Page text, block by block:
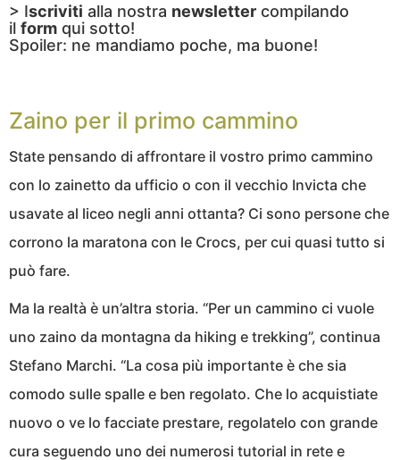
> Iscriviti alla nostra newsletter compilando
il form qui sotto!
Spoiler: ne mandiamo poche, ma buone!
Zaino per il primo cammino
State pensando di affrontare il vostro primo cammino
con lo zainetto da ufficio o con il vecchio Invicta che
usavate al liceo negli anni ottanta? Ci sono persone che
corrono la maratona con le Crocs, per cui quasi tutto si
può fare.
Ma la realtà è un’altra storia. “Per un cammino ci vuole
uno zaino da montagna da hiking e trekking”, continua
Stefano Marchi. “La cosa più importante è che sia
comodo sulle spalle e ben regolato. Che lo acquistiate
nuovo o ve lo facciate prestare, regolatelo con grande
cura seguendo uno dei numerosi tutorial in rete e